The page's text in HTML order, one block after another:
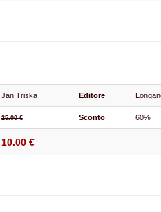
Jan Triska Editore
25.00 € Sconto 60%
10.00 €